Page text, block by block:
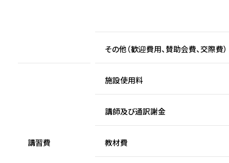
その他（歓迎費用、賛助会費、交際費）
講習費
施設使用料
講師及び通訳謝金
教材費